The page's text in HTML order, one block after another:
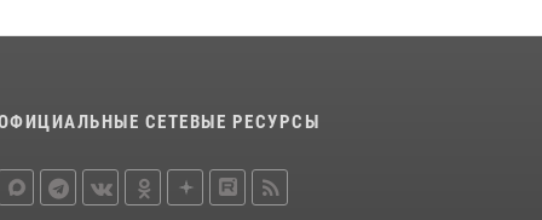
которого выступил ОМОН «Ратибор»
краю.
10 июля 2026, 06:21 3
СЕТЕВЫЕ РЕСУРСЫ